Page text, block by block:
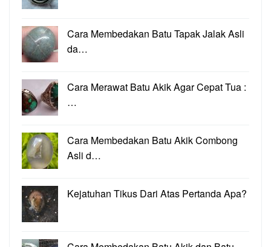
Cara Membedakan Batu Tapak Jalak Asli
da…
Cara Merawat Batu Akik Agar Cepat Tua :
…
Cara Membedakan Batu Akik Combong
Asli d…
Kejatuhan Tikus Dari Atas Pertanda Apa?